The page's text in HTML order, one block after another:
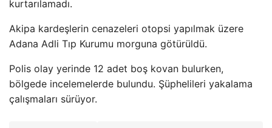
kurtarılamadı.
Akipa kardeşlerin cenazeleri otopsi yapılmak üzere
Adana Adli Tıp Kurumu morguna götürüldü.
Polis olay yerinde 12 adet boş kovan bulurken,
bölgede incelemelerde bulundu. Şüphelileri yakalama
çalışmaları sürüyor.